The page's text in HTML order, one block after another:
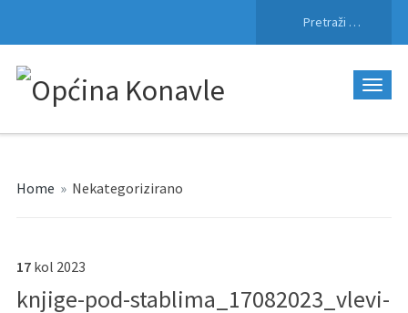
Home » Nekategorizirano
17 kol 2023
knjige-pod-stablima_17082023_vlevi-